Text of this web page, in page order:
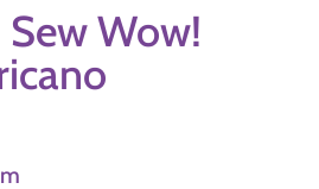
Wow!